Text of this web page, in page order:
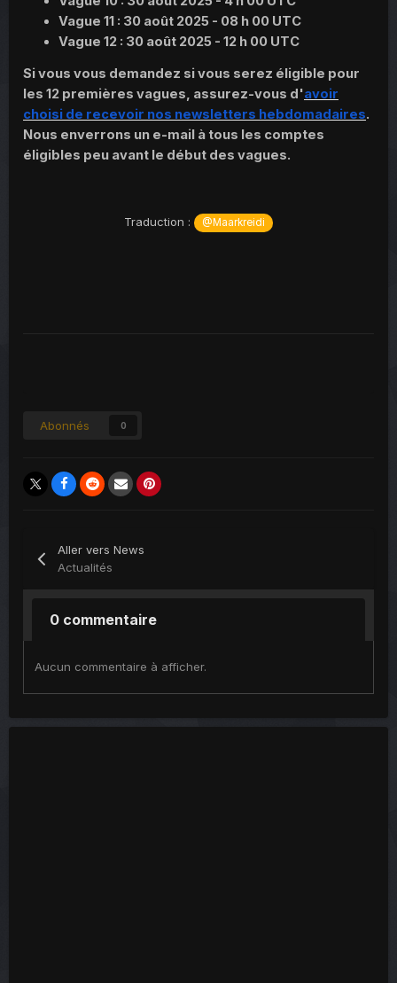
Vague 11 : 30 août 2025 - 08 h 00 UTC
Vague 12 : 30 août 2025 - 12 h 00 UTC
Si vous vous demandez si vous serez éligible pour
les 12 premières vagues, assurez-vous d'avoir
choisi de recevoir nos newsletters hebdomadaires.
Nous enverrons un e-mail à tous les comptes
éligibles peu avant le début des vagues.
Traduction : @Maarkreidi
Abonnés 0
Aller vers News
Actualités
0 commentaire
Aucun commentaire à afficher.